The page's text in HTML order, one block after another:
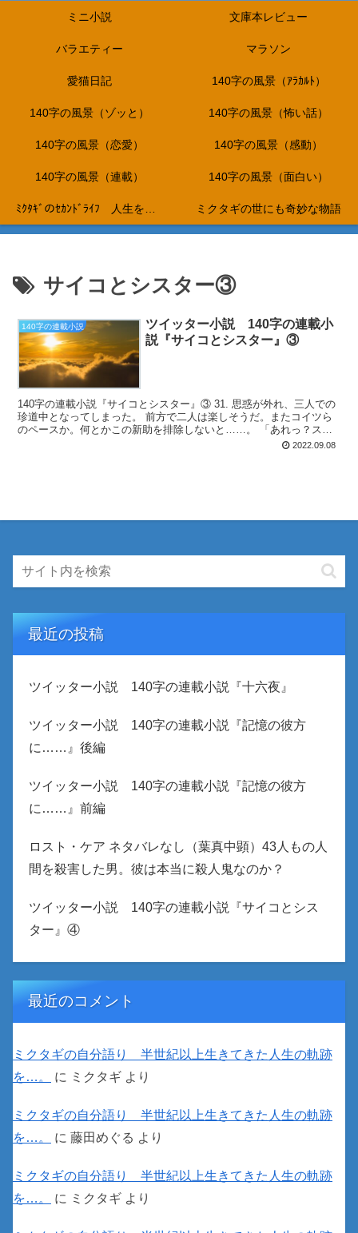
ミニ小説 文庫本レビュー
バラエティー マラソン
愛猫日記 140字の風景（ｱﾗｶﾙﾄ）
140字の風景（ゾッと） 140字の風景（怖い話）
140字の風景（恋愛） 140字の風景（感動）
140字の風景（連載） 140字の風景（面白い）
ミクタギの世にも奇妙な物語
サイコとシスター③
140字の連載小説
ツイッター小説 140字の連載小
説『サイコとシスター』③
140字の連載小説『サイコとシスター』③ 31. 思惑が外れ、三人での
珍道中となってしまった。 前方で二人は楽しそうだ。またコイツら
のペースか。何とかこの新助を排除しないと……。 「あれっ？スマ
2022.09.08
最近の投稿
ツイッター小説 140字の連載小説『十六夜』
ツイッター小説 140字の連載小説『記憶の彼方
に……』後編
ツイッター小説 140字の連載小説『記憶の彼方
に……』前編
ロスト・ケア ネタバレなし（葉真中顕）43人もの人
間を殺害した男。彼は本当に殺人鬼なのか？
ツイッター小説 140字の連載小説『サイコとシス
ター』④
最近のコメント
ミクタギの自分語り 半世紀以上生きてきた人生の軌跡
を…。
に ミクタギ より
ミクタギの自分語り 半世紀以上生きてきた人生の軌跡
を…。
に 藤田めぐる より
ミクタギの自分語り 半世紀以上生きてきた人生の軌跡
を…。
に ミクタギ より